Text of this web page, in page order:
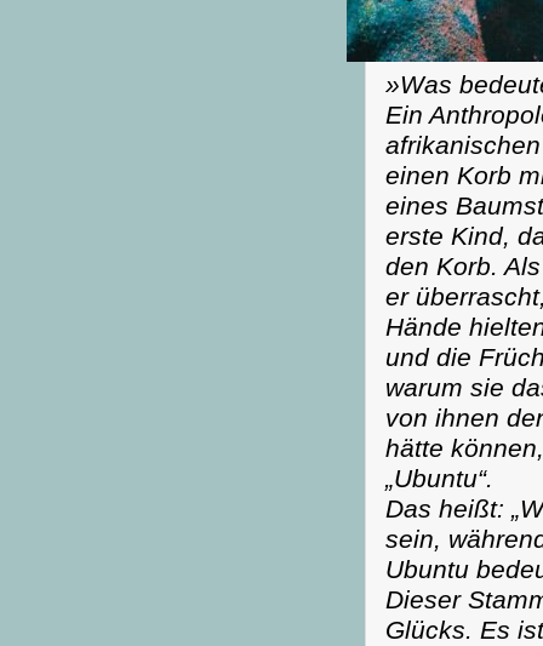
»Was
Ein
einen Korb
eines
erste Kind,
den Korb.
er
Hände
und die
warum sie
von ihnen
hätte
„Ubuntu“.
Das heißt:
sein,
Ubuntu
Dieser
Glücks. Es